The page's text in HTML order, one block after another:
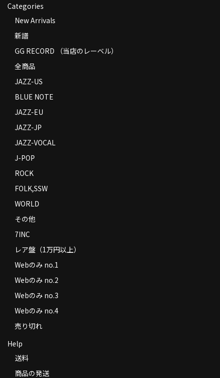
コンディション
特定商取引法に基づく表示
Contact
Categories
New Arrivals
新譜
GG RECORD （当店のレーベル）
全商品
JAZZ-US
BLUE NOTE
JAZZ-EU
JAZZ-JP
JAZZ-VOCAL
J-POP
ROCK
FOLK,SSW
WORLD
その他
7INC
レア盤（1万円以上）
Webのみ no.1
Webのみ no.2
Webのみ no.3
Webのみ no.4
売り切れ
Help
送料
商品の発送